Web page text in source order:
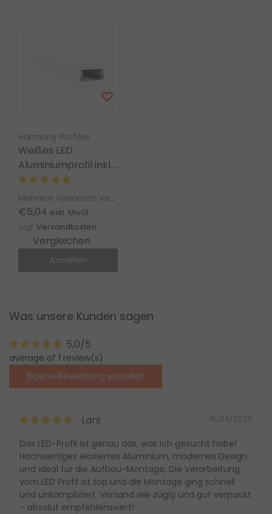
Harmony Profiles
Weißes LED
Aluminiumprofil inkl.
Abdeckung 8,84 x 20
mm – 304WEISS
Mehrere Varianten verfügbar
€5,04 exkl. MwSt.
zzgl. Versandkosten
Vergleichen
Ansehen
Was unsere Kunden sagen
5,0/5
average of 1 review(s)
Eigene Bewertung erstellen
Lars 15/04/2025
Das LED-Profil ist genau das, was ich gesucht habe!
Hochwertiges eloxiertes Aluminium, modernes Design
und ideal für die Aufbau-Montage. Die Verarbeitung
vom LED Profil ist top und die Montage ging schnell
und unkompliziert. Versand wie zügig und gut verpackt
– absolut empfehlenswert!